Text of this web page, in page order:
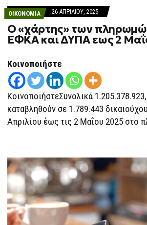
ΟΙΚΟΝΟΜΙΑ 26 ΑΠΡΙΛΊΟΥ, 2025
Ο «χάρτης» των
ΕΦΚΑ και ΔΥΠΑ εως 2
Κοινοποιήστε
ΚοινοποιήστεΣυνολικά
καταβληθούν σε 1.789.443
Απριλίου έως τις 2 Μαΐου 2025 στο